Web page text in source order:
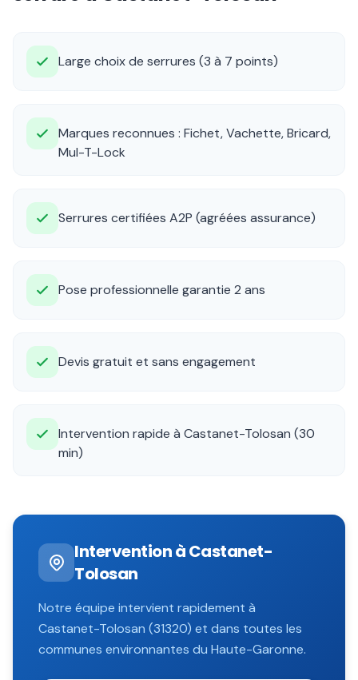
Large choix de serrures (3 à 7 points)
Marques reconnues : Fichet, Vachette, Bricard,
Mul-T-Lock
Serrures certifiées A2P (agréées assurance)
Pose professionnelle garantie 2 ans
Devis gratuit et sans engagement
Intervention rapide à Castanet-Tolosan (30
min)
Intervention àCastanet-
Tolosan
Notre équipe intervient rapidement à
Castanet-Tolosan (31320) et dans toutes les
communes environnantes du Haute-Garonne.